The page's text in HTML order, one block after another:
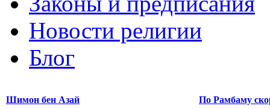
Новости религии
Блог
Шимон бен Азай По Рамбаму